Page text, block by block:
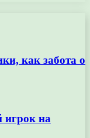
как забота о
игрок на